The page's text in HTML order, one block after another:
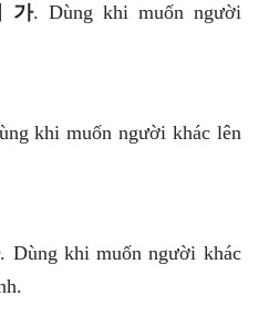
가. Dùng khi muốn người
khi muốn người khác lên
. Dùng khi muốn người khác